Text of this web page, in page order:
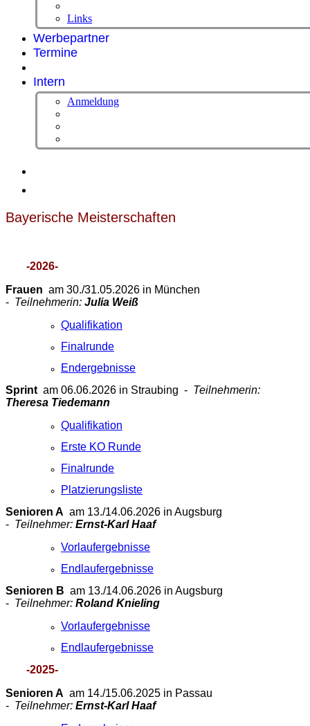
Links
Werbepartner
Termine
Intern
Anmeldung
Bayerische Meisterschaften
-2026-
Frauen am 30./31.05.2026 in München
- Teilnehmerin: Julia Weiß
Qualifikation
Finalrunde
Endergebnisse
Sprint am 06.06.2026 in Straubing - Teilnehmerin:
Theresa Tiedemann
Qualifikation
Erste KO Runde
Finalrunde
Platzierungsliste
Senioren A am 13./14.06.2026 in Augsburg
- Teilnehmer: Ernst-Karl Haaf
Vorlaufergebnisse
Endlaufergebnisse
Senioren B am 13./14.06.2026 in Augsburg
- Teilnehmer: Roland Knieling
Vorlaufergebnisse
Endlaufergebnisse
-2025-
Senioren A am 14./15.06.2025 in Passau
- Teilnehmer: Ernst-Karl Haaf